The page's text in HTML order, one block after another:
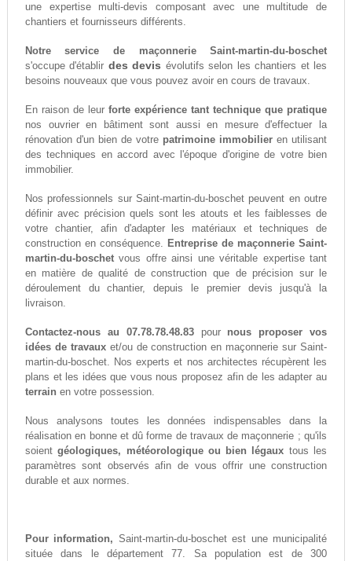
une expertise multi-devis composant avec une multitude de
chantiers et fournisseurs différents.
Notre service de maçonnerie Saint-martin-du-boschet
s'occupe d'établir des devis évolutifs selon les chantiers et les
besoins nouveaux que vous pouvez avoir en cours de travaux.
En raison de leur forte expérience tant technique que pratique
nos ouvrier en bâtiment sont aussi en mesure d'effectuer la
rénovation d'un bien de votre patrimoine immobilier en utilisant
des techniques en accord avec l'époque d'origine de votre bien
immobilier.
Nos professionnels sur Saint-martin-du-boschet peuvent en outre
définir avec précision quels sont les atouts et les faiblesses de
votre chantier, afin d'adapter les matériaux et techniques de
construction en conséquence. Entreprise de maçonnerie Saint-
martin-du-boschetvous offre ainsi une véritable expertise tant
en matière de qualité de construction que de précision sur le
déroulement du chantier, depuis le premier devis jusqu'à la
livraison.
Contactez-nous au 07.78.78.48.83pour nous proposer vos
idées de travauxet/ou de construction en maçonnerie sur Saint-
martin-du-boschet. Nos experts et nos architectes récupèrent les
plans et les idées que vous nous proposez afin de les adapter au
terrain en votre possession.
Nous analysons toutes les données indispensables dans la
réalisation en bonne et dû forme de travaux de maçonnerie ; qu'ils
soientgéologiques, météorologique ou bien légaux tous les
paramètres sont observés afin de vous offrir une construction
durable et aux normes.
Pour information, Saint-martin-du-boschet est une municipalité
située dans le département 77. Sa population est de 300